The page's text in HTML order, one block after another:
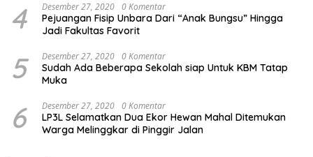
4 Desember 27, 2020 0 Komentar
Pejuangan Fisip Unbara Dari “Anak Bungsu” Hingga
Jadi Fakultas Favorit
5 Desember 27, 2020 0 Komentar
Sudah Ada Beberapa Sekolah siap Untuk KBM Tatap
Muka
6 Desember 27, 2020 0 Komentar
LP3L Selamatkan Dua Ekor Hewan Mahal Ditemukan
Warga Melinggkar di Pinggir Jalan